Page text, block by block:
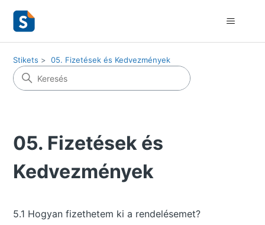
Stikets 05. Fizetések és Kedvezmények
05. Fizetések és
Kedvezmények
5.1 Hogyan fizethetem ki a rendelésemet?